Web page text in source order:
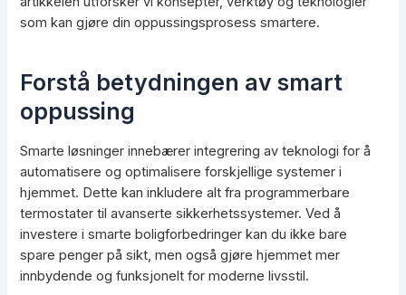
som kan gjøre din oppussingsprosess smartere.
Forstå betydningen av smart
oppussing
Smarte løsninger innebærer integrering av teknologi for å
automatisere og optimalisere forskjellige systemer i
hjemmet. Dette kan inkludere alt fra programmerbare
termostater til avanserte sikkerhetssystemer. Ved å
investere i smarte boligforbedringer kan du ikke bare
spare penger på sikt, men også gjøre hjemmet mer
innbydende og funksjonelt for moderne livsstil.